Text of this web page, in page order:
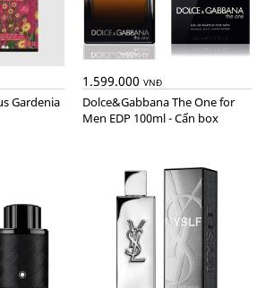
1.599.000 VNĐ
Dolce&Gabbana The One for
Men EDP 100ml - Cấn box